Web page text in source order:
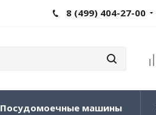
8 (499) 404-27-00
Посудомоечные машины